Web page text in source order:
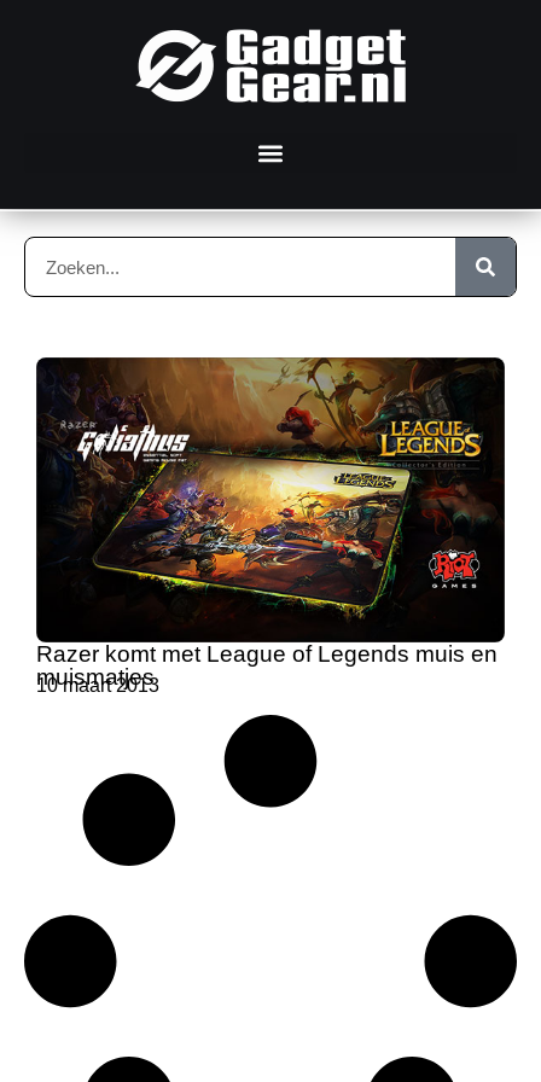
Razer komt met League of Legends muis en
muismatjes
10 maart 2013